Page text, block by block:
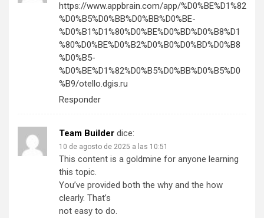
https://www.appbrain.com/app/%D0%BE%D1%82
%D0%B5%D0%BB%D0%BB%D0%BE-
%D0%B1%D1%80%D0%BE%D0%BD%D0%B8%D1
%80%D0%BE%D0%B2%D0%B0%D0%BD%D0%B8
%D0%B5-
%D0%BE%D1%82%D0%B5%D0%BB%D0%B5%D0
%B9/otello.dgis.ru
Responder
Team Builder dice:
10 de agosto de 2025 a las 10:51
This content is a goldmine for anyone learning
this topic.
You’ve provided both the why and the how
clearly. That’s
not easy to do.